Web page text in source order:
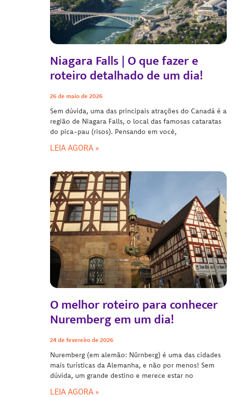
Niagara Falls | O que fazer e
roteiro detalhado de um dia!
26 de maio de 2026
Sem dúvida, uma das principais atrações do Canadá é a
região de Niagara Falls, o local das famosas cataratas
do pica-pau (risos). Pensando em você,
LEIA AGORA »
O melhor roteiro para conhecer
Nuremberg em um dia!
24 de fevereiro de 2026
Nuremberg (em alemão: Nürnberg) é uma das cidades
mais turísticas da Alemanha, e não por menos! Sem
dúvida, um grande destino e merece estar no
LEIA AGORA »